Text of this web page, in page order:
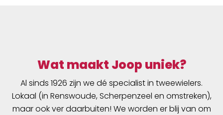
Wat maakt Joop uniek?
Al sinds 1926 zijn we dé specialist in tweewielers.
Lokaal (in Renswoude, Scherpenzeel en omstreken),
maar ook ver daarbuiten! We worden er blij van om